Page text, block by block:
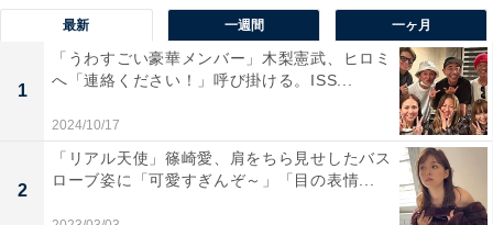
最新 一週間 一ヶ月
1
「うわすごい豪華メンバー」木梨憲武、ヒロミ
へ「連絡ください！」呼び掛ける。ISS...
2024/10/17
2
「リアル天使」篠崎愛、肩をちら見せしたバス
ローブ姿に「可愛すぎんぞ～」「目の表情...